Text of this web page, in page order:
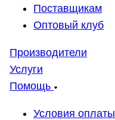
Поставщикам
Оптовый клуб
Производители
Услуги
Помощь
Условия оплаты